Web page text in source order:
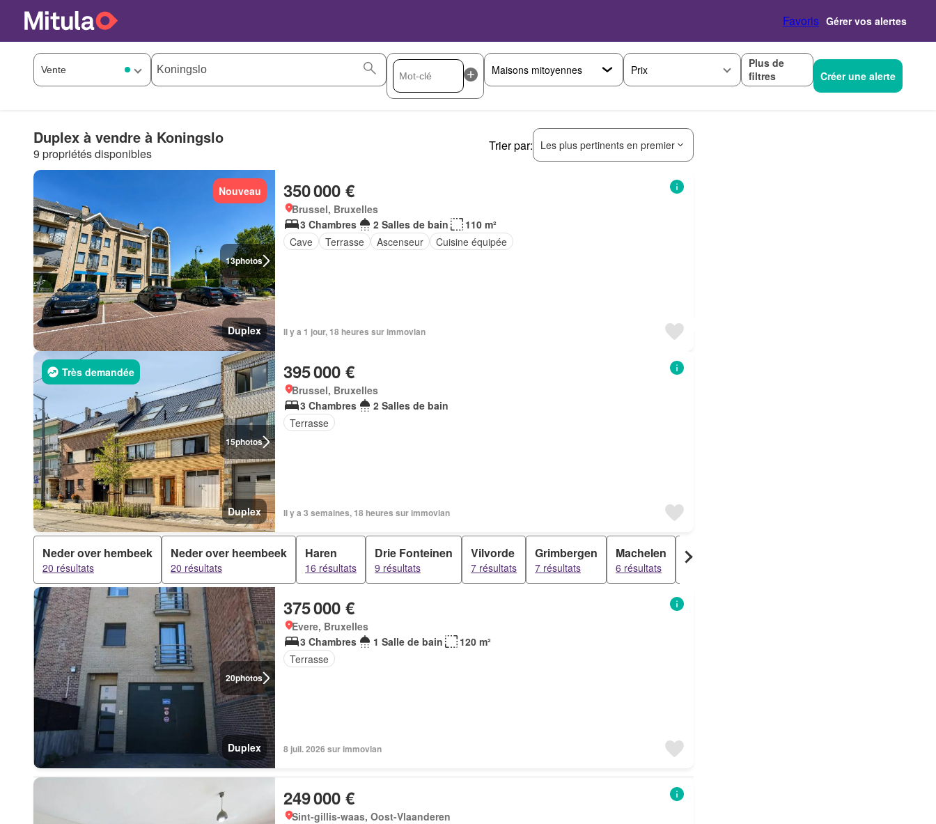
Favoris Gérer vos alertes
Prix
Plus de
filtres
Créer une alerte
Duplex à vendre à Koningslo
9 propriétés disponibles
Trier par: Les plus pertinents en premier
13photos
Nouveau
Duplex
350 000 €
Brussel, Bruxelles
3 Chambres
2 Salles de bain
110 m²
Cave
Terrasse Ascenseur Cuisine équipée
Il y a 1 jour, 18 heures sur immovlan
15photos
Très demandée
Duplex
395 000 €
Brussel, Bruxelles
3 Chambres
2 Salles de bain
Terrasse
Il y a 3 semaines, 18 heures sur immovlan
Neder over hembeek
20 résultats
Neder over heembeek
20 résultats
Haren
16 résultats
Drie Fonteinen
9 résultats
Vilvorde
7 résultats
Grimbergen
7 résultats
Machelen
6 résultats
Diegem
6 résultats
20photos
Duplex
375 000 €
Evere, Bruxelles
3 Chambres
1 Salle de bain
120 m²
Terrasse
8 juil. 2026 sur immovlan
249 000 €
Sint-gillis-waas, Oost-Vlaanderen